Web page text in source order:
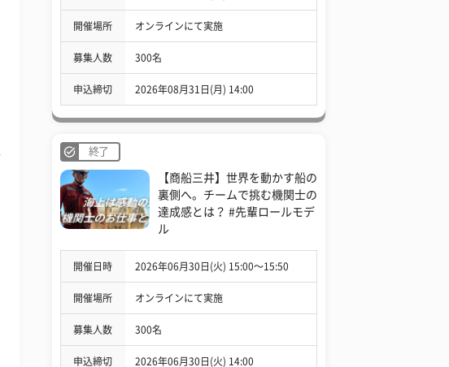
開催場所 オンラインにて実施
募集人数 300名
申込締切 2026年08月31日(月) 14:00
終了
【商船三井】世界を動かす船の
裏側へ。チームで挑む機関士の
達成感とは？ #先輩ロールモデ
ル
開催日時 2026年06月30日(火) 15:00〜15:50
開催場所 オンラインにて実施
募集人数 300名
申込締切 2026年06月30日(火) 14:00